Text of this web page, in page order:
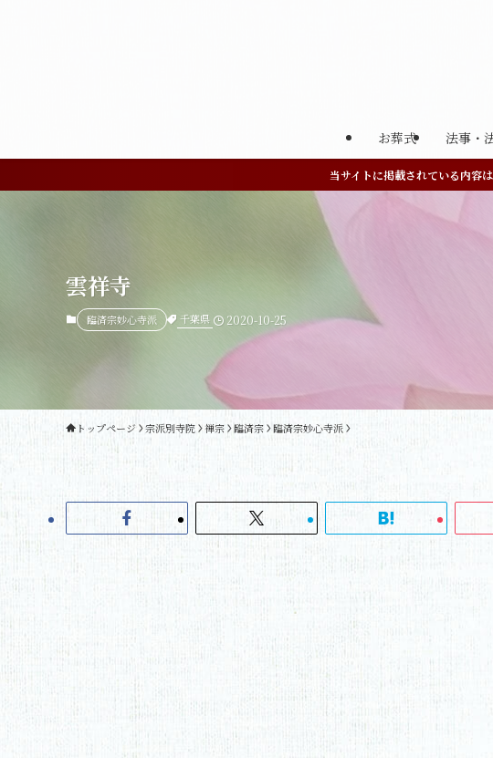
お葬式 法事・
当サイトに掲載されている内容
雲祥寺
臨済宗妙心寺派 千葉県 2020-10-25
トップページ 宗派別寺院 禅宗 臨済宗 臨済宗妙心寺派